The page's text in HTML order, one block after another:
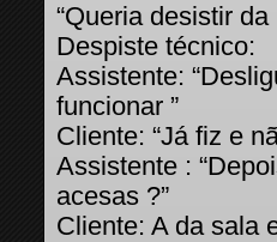
“Queria desistir da
Despiste técnico:
Assistente:
funcionar ”
Cliente: “Já fiz e
Assistente :
acesas ?”
Cliente: A da sala